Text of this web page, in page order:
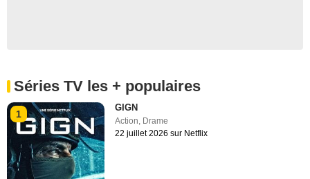
Séries TV les + populaires
1
GIGN
Action, Drame
22 juillet 2026 sur Netflix